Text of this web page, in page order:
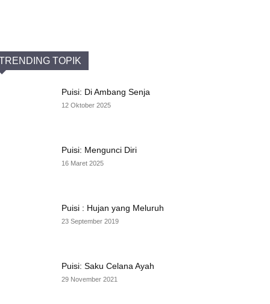
TOPIK
Puisi: Di Ambang Senja
12 Oktober 2025
Puisi: Mengunci Diri
16 Maret 2025
Puisi : Hujan yang Meluruh
23 September 2019
Puisi: Saku Celana Ayah
29 November 2021